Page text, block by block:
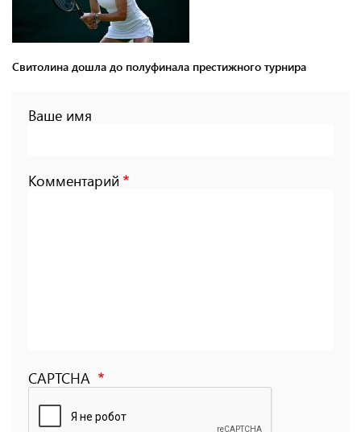
Свитолина дошла до полуфинала престижного турнира
Ваше имя
Комментарий
CAPTCHA